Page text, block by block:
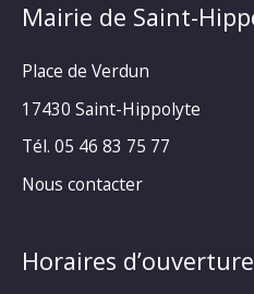
Mairie de Saint-
Place de Verdun
17430 Saint-Hippolyte
Tél. 05 46 83 75 77
Nous contacter
Horaires